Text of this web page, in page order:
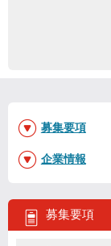
募集要項
募集要項
企業情報